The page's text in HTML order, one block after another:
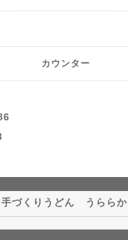
カウンター
手づくりうどん うららか